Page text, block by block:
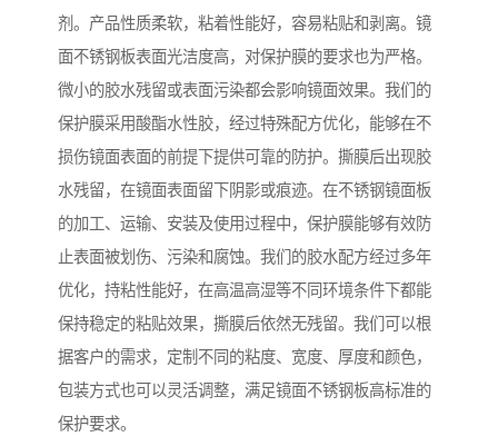
剂。产品性质柔软，粘着性能好，容易粘贴和剥离。镜
面不锈钢板表面光洁度高，对保护膜的要求也为严格。
微小的胶水残留或表面污染都会影响镜面效果。我们的
保护膜采用酸酯水性胶，经过特殊配方优化，能够在不
损伤镜面表面的前提下提供可靠的防护。撕膜后出现胶
水残留，在镜面表面留下阴影或痕迹。在不锈钢镜面板
的加工、运输、安装及使用过程中，保护膜能够有效防
止表面被划伤、污染和腐蚀。我们的胶水配方经过多年
优化，持粘性能好，在高温高湿等不同环境条件下都能
保持稳定的粘贴效果，撕膜后依然无残留。我们可以根
据客户的需求，定制不同的粘度、宽度、厚度和颜色，
包装方式也可以灵活调整，满足镜面不锈钢板高标准的
保护要求。